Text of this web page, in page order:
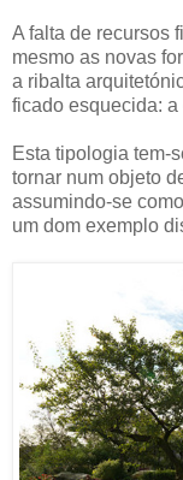
A falta de recursos
mesmo as novas
a ribalta
ficado esquecida: a
Esta tipologia tem-
tornar num objeto
assumindo-se
um dom exemplo